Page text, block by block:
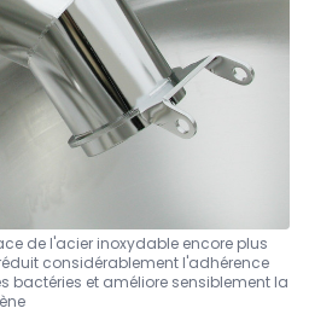
de l'acier inoxydable encore plus
considérablement l'adhérence
bactéries et améliore sensiblement la